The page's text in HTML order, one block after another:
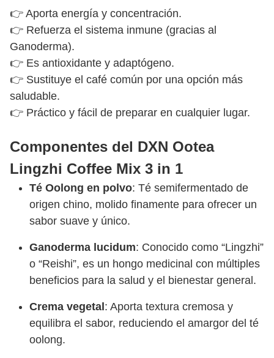
👉 Aporta energía y concentración.
👉 Refuerza el sistema inmune (gracias al
Ganoderma).
👉 Es antioxidante y adaptógeno.
👉 Sustituye el café común por una opción más
saludable.
👉 Práctico y fácil de preparar en cualquier lugar.
Componentes del DXN Ootea
Lingzhi Coffee Mix 3 in 1
Té Oolong en polvo: Té semifermentado de
origen chino, molido finamente para ofrecer un
sabor suave y único.
Ganoderma lucidum: Conocido como “Lingzhi”
o “Reishi”, es un hongo medicinal con múltiples
beneficios para la salud y el bienestar general.
Crema vegetal : Aporta textura cremosa y
equilibra el sabor, reduciendo el amargor del té
oolong.